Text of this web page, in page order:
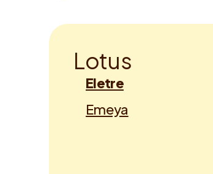
Lotus
Eletre
Emeya